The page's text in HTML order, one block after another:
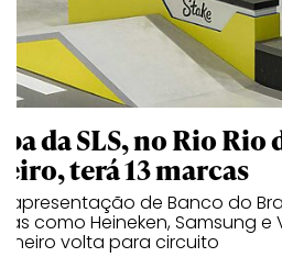
da SLS, no Rio Rio
terá 13 marcas
apresentação de Banco do
como Heineken, Samsung e
volta para circuito